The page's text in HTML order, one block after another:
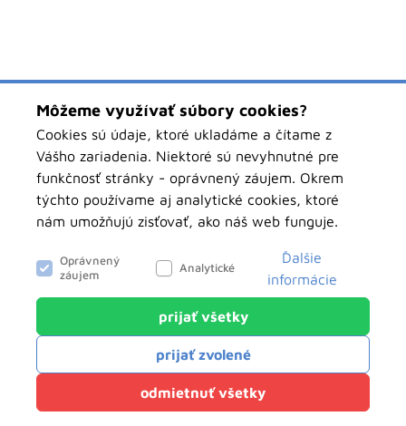
objednavky.pawbolsk.sk
Klientský servis
Powered bynet.biz
Môžeme využívať súbory cookies?
Cookies sú údaje, ktoré ukladáme a čítame z
Vášho zariadenia. Niektoré sú nevyhnutné pre
funkčnosť stránky - oprávnený záujem. Okrem
týchto používame aj analytické cookies, ktoré
nám umožňujú zisťovať, ako náš web funguje.
Oprávnený
záujem
Analytické
Ďalšie
informácie
Analytické
Tieto cookies nám slúžia na zisťovanie
anonymných údajov o návštevnosti nášho webu.
Môžu hovoriť o tom, odkiaľ ste k nám prišli, o
prijať všetky
prijať zvolené
odmietnuť všetky